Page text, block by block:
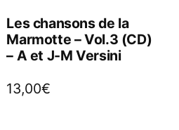
Les chansons de la
Marmotte – Vol.3 (CD)
– A et J-M Versini
13,00€